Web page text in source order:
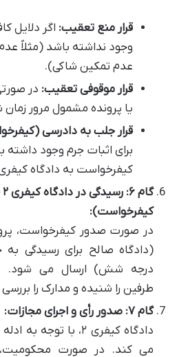
قرار منع تعقیب: اگر دلایل
وجود نداشته باشد (مثلاً
عدم تمکین شاکی).
قرار موقوفی تعقیب: در
یا پرونده مشمول مرور
قرار جلب به دادرسی
برای اثبات جرم وجود داشته
کیفرخواست به دادگاه
کیفرخواست):
(دادگاه صالح برای رسیدگی
درجه شش) ارسال می شود.
طرفین را شنیده و مدارک را
گام ۷: صدور رأی و اجرای مجازات:
دادگاه کیفری ۲، با
می کند. در صورت